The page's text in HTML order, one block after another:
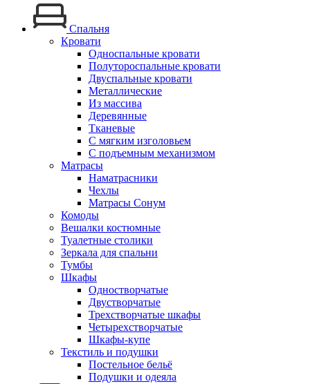
Спальня
Кровати
Односпальные кровати
Полутороспальные кровати
Двуспальные кровати
Металлические
Из массива
Деревянные
Тканевые
С мягким изголовьем
С подъемным механизмом
Матрасы
Наматрасники
Чехлы
Матрасы Сонум
Комоды
Вешалки костюмные
Туалетные столики
Зеркала для спальни
Тумбы
Шкафы
Одностворчатые
Двустворчатые
Трехстворчатые шкафы
Четырехстворчатые
Шкафы-купе
Текстиль и подушки
Постельное бельё
Подушки и одеяла